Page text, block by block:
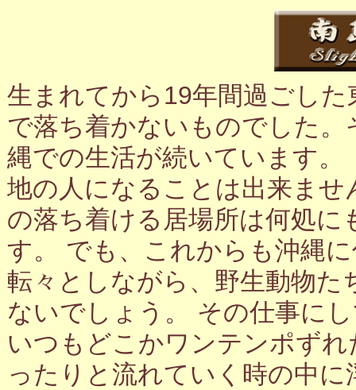
生まれてから19年間過ごし
で落ち着かないものでした
縄での生活が続いています
地の人になることは出来ま
の落ち着ける居場所は何処
す。 でも、これからも沖縄
転々としながら、野生動物
ないでしょう。 その仕事に
いつもどこかワンテンポず
ったりと流れていく時の中